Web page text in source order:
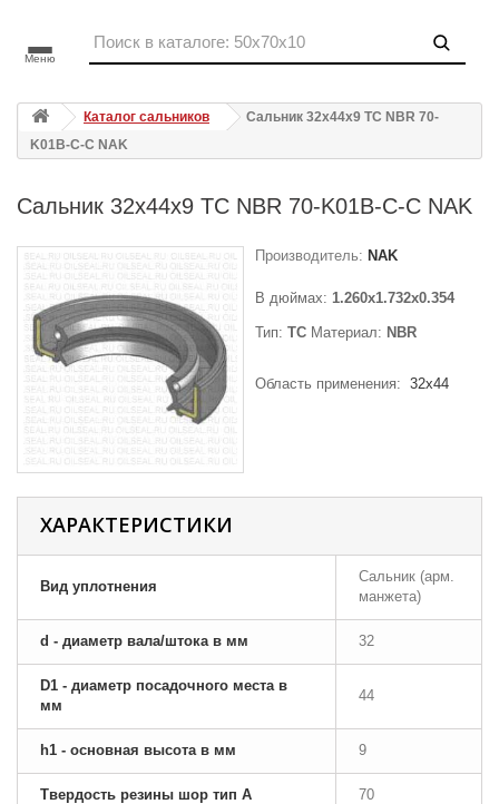
Меню
Каталог сальников
Сальник 32x44x9 TC NBR 70-
K01B-C-C NAK
Сальник 32x44x9 TC NBR 70-K01B-C-C NAK
Производитель: NAK
В дюймах: 1.260x1.732x0.354
Тип: TC Материал: NBR
Область применения: 32x44
ХАРАКТЕРИСТИКИ
Вид уплотнения
Сальник (арм.
манжета)
d - диаметр вала/штока в мм 32
D1 - диаметр посадочного места в
мм
44
h1 - основная высота в мм 9
Твердость резины шор тип A 70